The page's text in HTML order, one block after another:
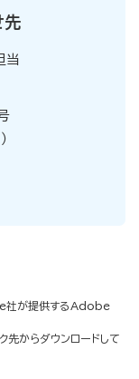
先
当
社が提供するAdobe
からダウンロードして